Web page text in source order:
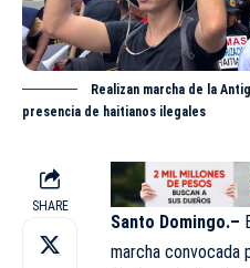
Realizan marcha de la
presencia de haitianos ilegales
SHARE
Santo Domingo.–
marcha convocada